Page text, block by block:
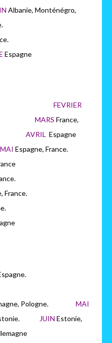
Albanie, Monténégro,
Italie France.
Espagne
FEVRIER
MARS France,
AVRIL Espagne
MAI Espagne, France.
France.
France.
Espagne.
Espagne.
Pologne. MAI
Estonie.
JUIN Estonie,
Allemagne